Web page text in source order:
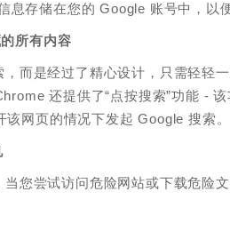
存储在您的 Google 账号中，以
所有内容
而是经过了精心设计，只需轻轻
还提供了“点按搜索”功能 -
网页的情况下发起 Google 搜索。
您尝试访问危险网站或下载危险